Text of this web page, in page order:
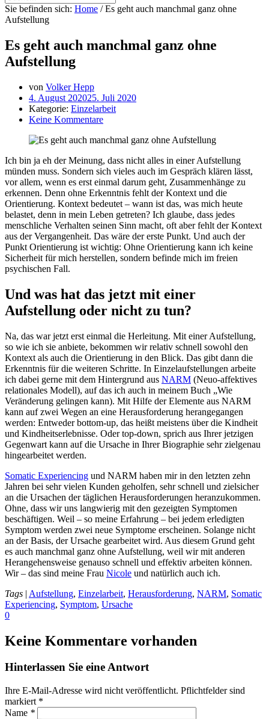
Sie befinden sich: Home / Es geht auch manchmal ganz ohne
Aufstellung
Es geht auch manchmal ganz ohne
Aufstellung
von Volker Hepp
4. August 202025. Juli 2020
Kategorie: Einzelarbeit
Keine Kommentare
Ich bin ja eh der Meinung, dass nicht alles in einer Aufstellung
münden muss. Sondern sich vieles auch im Gespräch klären lässt,
vor allem, wenn es erst einmal darum geht, Zusammenhänge zu
erkennen. Denn ohne Erkenntnis fehlt der Kontext und die
Orientierung. Kontext bedeutet – wann ist das, was mich heute
belastet, denn in mein Leben getreten? Ich glaube, dass jedes
menschliche Verhalten seinen Sinn macht, oft aber fehlt der Kontext
aus der Vergangenheit. Das wäre der erste Punkt. Und auch der
Punkt Orientierung ist wichtig: Ohne Orientierung kann ich keine
Sicherheit für mich herstellen, sondern befinde mich im freien
psychischen Fall.
Und was hat das jetzt mit einer
Aufstellung oder nicht zu tun?
Na, das war jetzt erst einmal die Herleitung. Mit einer Aufstellung,
so wie ich sie anbiete, bekommen wir relativ schnell sowohl den
Kontext als auch die Orientierung in den Blick. Das gibt dann die
Erkenntnis für die weiteren Schritte. In Einzelaufstellungen arbeite
ich dabei gerne mit dem Hintergrund aus NARM (Neuo-affektives
relationales Modell), auf das ich auch in meinem Buch „Wie
Veränderung gelingen kann). Mit Hilfe der Elemente aus NARM
kann auf zwei Wegen an eine Herausforderung herangegangen
werden: Entweder bottom-up, das heißt meistens über die Kindheit
und Kindheitserlebnisse. Oder top-down, sprich aus Ihrer jetzigen
Gegenwart kann auf die Ursache in Ihrer Biographie sehr zielgenau
hingearbeitet werden.
Somatic Experiencing und NARM haben mir in den letzten zehn
Jahren bei sehr vielen Kunden geholfen, sehr schnell und zielsicher
an die Ursachen der täglichen Herausforderungen heranzukommen.
Ohne, dass wir uns langwierig mit den gezeigten Symptomen
beschäftigen. Weil – so meine Erfahrung – bei jedem erledigten
Symptom werden zwei neue Symptome erscheinen. Solange nicht
an der Basis, der Ursache gearbeitet wird. Aus diesem Grund geht
es auch manchmal ganz ohne Aufstellung, weil wir mit anderen
Herangehensweise genauso schnell und effektiv arbeiten können.
Wir – das sind meine Frau Nicole und natürlich auch ich.
Tags | Aufstellung, Einzelarbeit, Herausforderung, NARM, Somatic
Experiencing, Symptom, Ursache
0
Keine Kommentare vorhanden
Hinterlassen Sie eine Antwort
Ihre E-Mail-Adresse wird nicht veröffentlicht. Pflichtfelder sind
markiert *
Name *